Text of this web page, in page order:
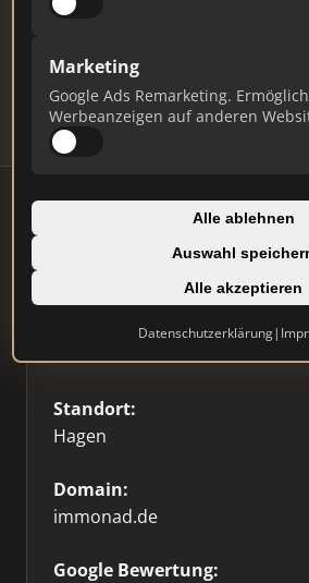
Marketing
Google Ads Remarketing.
Werbeanzeigen auf anderen
Alle ablehnen
Auswahl
Alle akzeptieren
Datenschutzerklärung|
Verifizieren Sie Ihr Profil,
Updates.
Profil beanspruchen
⭐
Einzelner Makler
Standort:
Hagen
Domain:
immonad.de
Google Bewertung: